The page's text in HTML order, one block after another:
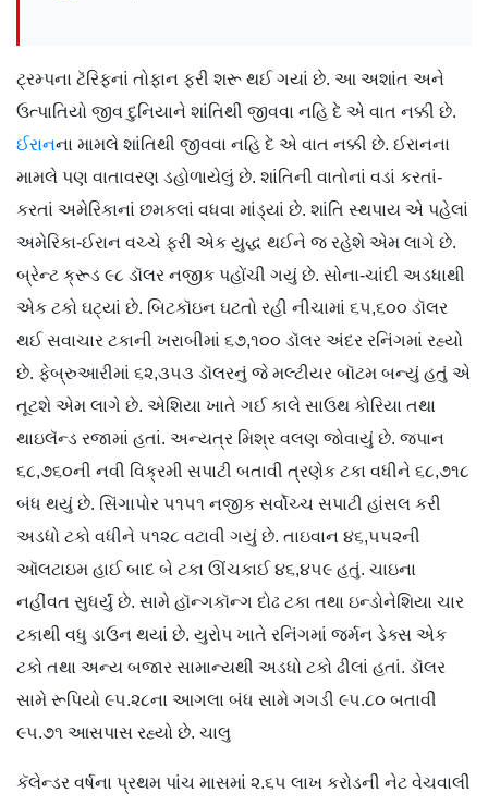
ટ્રમ્પના ટૅરિફનાં તોફાન ફરી શરૂ થઈ ગયાં છે. આ અશાંત અને
ઉત્પાતિયો જીવ દુનિયાને શાંતિથી જીવવા નહિ દે એ વાત નક્કી છે.
ઈરાનના મામલે શાંતિથી જીવવા નહિ દે એ વાત નક્કી છે. ઈરાનના
મામલે પણ વાતાવરણ ડહોળાયેલું છે. શાંતિની વાતોનાં વડાં કરતાં-
કરતાં અમેરિકાનાં છમકલાં વધવા માંડ્યાં છે. શાંતિ સ્થપાય એ પહેલાં
અમેરિકા-ઈરાન વચ્ચે ફરી એક યુદ્ધ થઈને જ રહેશે એમ લાગે છે.
બ્રેન્ટ ક્રૂડ ૯૮ ડૉલર નજીક પહોંચી ગયું છે. સોના-ચાંદી અડધાથી
એક ટકો ઘટ્યાં છે. બિટકૉઇન ઘટતો રહી નીચામાં ૬૫,૬૦૦ ડૉલર
થઈ સવાચાર ટકાની ખરાબીમાં ૬૭,૧૦૦ ડૉલર અંદર રનિંગમાં રહ્યો
છે. ફેબ્રુઆરીમાં ૬૨,૩૫૩ ડૉલરનું જે મલ્ટીયર બૉટમ બન્યું હતું એ
તૂટશે એમ લાગે છે. એશિયા ખાતે ગઈ કાલે સાઉથ કોરિયા તથા
થાઇલૅન્ડ રજામાં હતાં. અન્યત્ર મિશ્ર વલણ જોવાયું છે. જપાન
૬૮,૭૬૦ની નવી વિક્રમી સપાટી બતાવી ત્રણેક ટકા વધીને ૬૮,૭૧૮
બંધ થયું છે. સિંગાપોર ૫૧૫૧ નજીક સર્વોચ્ચ સપાટી હાંસલ કરી
અડધો ટકો વધીને ૫૧૨૮ વટાવી ગયું છે. તાઇવાન ૪૬,૫૫૨ની
ઑલટાઇમ હાઈ બાદ બે ટકા ઊંચકાઈ ૪૬,૪૫૯ હતું. ચાઇના
નહીંવત સુધર્યું છે. સામે હૉન્ગકૉન્ગ દોઢ ટકા તથા ઇન્ડોનેશિયા ચાર
ટકાથી વધુ ડાઉન થયાં છે. યુરોપ ખાતે રનિંગમાં જર્મન ડેક્સ એક
ટકો તથા અન્ય બજાર સામાન્યથી અડધો ટકો ઢીલાં હતાં. ડૉલર
સામે રૂપિયો ૯૫.૨૮ના આગલા બંધ સામે ગગડી ૯૫.૮૦ બતાવી
૯૫.૭૧ આસપાસ રહ્યો છે. ચાલુ
કૅલેન્ડર વર્ષના પ્રથમ પાંચ માસમાં ૨.૬૫ લાખ કરોડની નેટ વેચવાલી